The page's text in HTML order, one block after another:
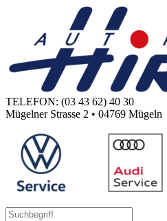
TELEFON: (03 43 62) 40 30
Mügelner Strasse 2 • 04769 Mügeln